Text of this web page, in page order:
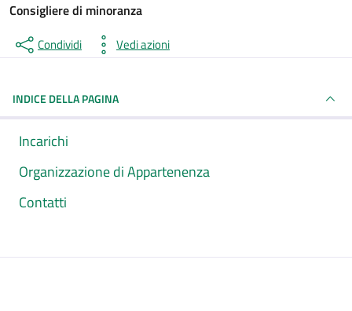
Consigliere di minoranza
Condividi Vedi azioni
INDICE DELLA PAGINA
Incarichi
Organizzazione di Appartenenza
Contatti